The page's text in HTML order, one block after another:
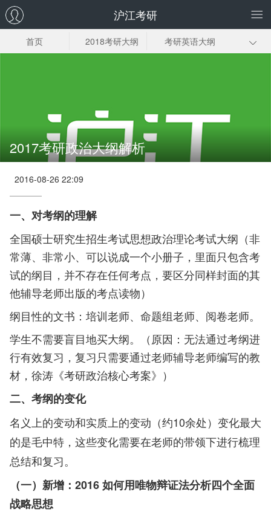
沪江考研
首页 2018考研大纲 考研英语大纲
2017考研政治大纲解析
2016-08-26 22:09
一、对考纲的理解
全国硕士研究生招生考试思想政治理论考试大纲（非
常薄、非常小、可以说成一个小册子，里面只包含考
试的纲目，并不存在任何考点，要区分同样封面的其
他辅导老师出版的考点读物）
纲目性的文书：培训老师、命题组老师、阅卷老师。
学生不需要盲目地买大纲。（原因：无法通过考纲进
行有效复习，复习只需要通过老师辅导老师编写的教
材，徐涛《考研政治核心考案》）
二、考纲的变化
名义上的变动和实质上的变动（约10余处） 变化最大
的是毛中特，这些变化需要在老师的带领下进行梳理
总结和复习。
（一）新增：2016 如何用唯物辩证法分析四个全面
战略思想